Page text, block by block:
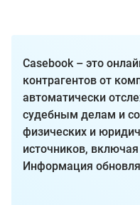
Casebook – это
контрагентов от
автоматически
судебным делам и
физических и
источников,
Информация